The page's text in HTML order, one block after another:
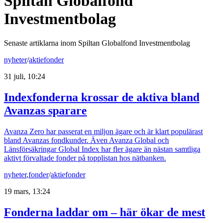
Investmentbolag
Senaste artiklarna inom Spiltan Globalfond Investmentbolag
nyheter/aktiefonder
31 juli, 10:24
Indexfonderna krossar de aktiva bland
Avanzas sparare
Avanza Zero har passerat en miljon ägare och är klart populärast
bland Avanzas fondkunder. Även Avanza Global och
Länsförsäkringar Global Index har fler ägare än nästan samtliga
aktivt förvaltade fonder på topplistan hos nätbanken.
nyheter,fonder/aktiefonder
19 mars, 13:24
Fonderna laddar om – här ökar de mest